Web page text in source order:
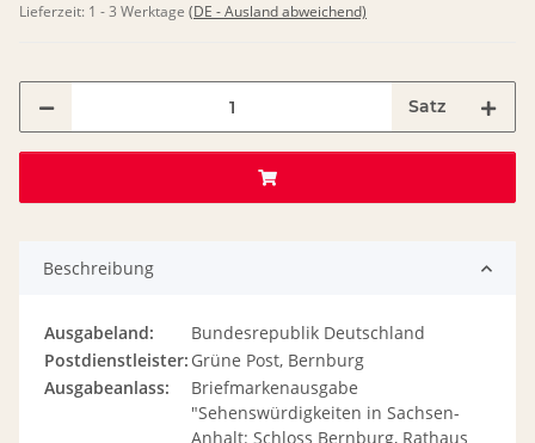
Lieferzeit: 1 - 3 Werktage (DE - Ausland abweichend)
Satz
Beschreibung
Ausgabeland:
Bundesrepublik Deutschland
Postdienstleister: Grüne Post, Bernburg
Ausgabeanlass:
Briefmarkenausgabe
"Sehenswürdigkeiten in Sachsen-
Anhalt: Schloss Bernburg, Rathaus